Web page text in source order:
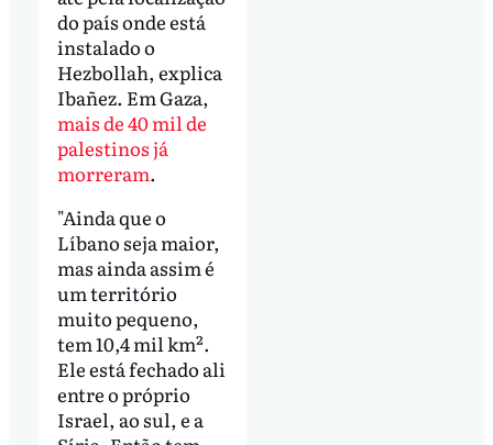
do país onde está
instalado o
Hezbollah, explica
Ibañez. Em Gaza,
mais de 40 mil de
palestinos já
morreram.
"Ainda que o
Líbano seja maior,
mas ainda assim é
um território
muito pequeno,
tem 10,4 mil km².
Ele está fechado ali
entre o próprio
Israel, ao sul, e a